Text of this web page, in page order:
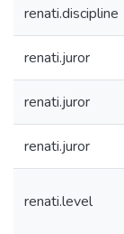
renati.discipline
renati.juror
renati.juror
renati.juror
renati.level